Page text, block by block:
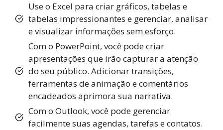
Use o Excel para criar gráficos, tabelas e
tabelas impressionantes e gerenciar, analisar
e visualizar informações sem esforço.
Com o PowerPoint, você pode criar
apresentações que irão capturar a atenção
do seu público. Adicionar transições,
ferramentas de animação e comentários
encadeados aprimora sua narrativa.
Com o Outlook, você pode gerenciar
facilmente suas agendas, tarefas e contatos.